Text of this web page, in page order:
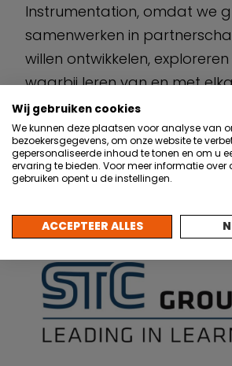
Instrumentation, omdat we
samenwerken in
willen ontwikkelen,
waarbij leren van en met
belangrijk is om met zijn allen
komen in deze snel
wereld. De doelstellingen en
van HI helpen hierbij.
Wij gebruiken cookies
We kunnen deze plaatsen voor analyse van
bezoekersgegevens, om onze website te
gepersonaliseerde inhoud te tonen en om u
ervaring te bieden. Voor meer informatie over
gebruiken opent u de instellingen.
ACCEPTEER ALLES